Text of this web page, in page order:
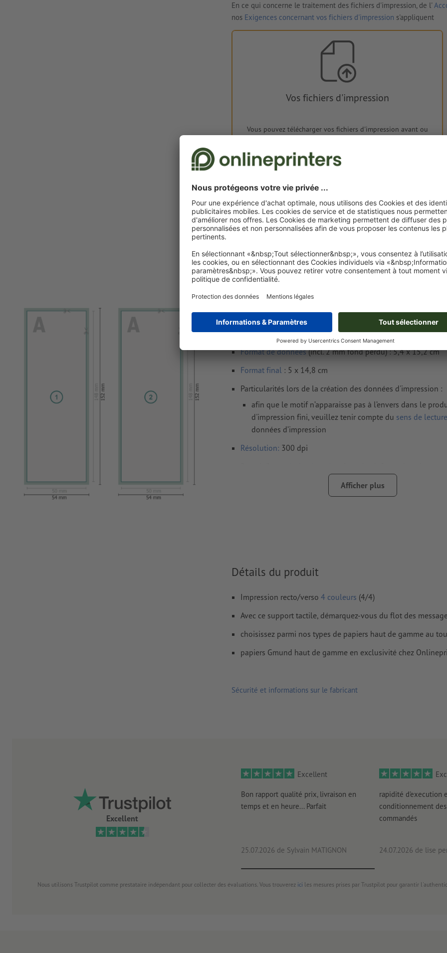
En ce qui concerne le traitement des fichiers d'impression, de l'
nos Exigences concernant vos fichiers d'impression s'appliquent
Vos fichiers d'impression
Vous pouvez télécharger vos fichiers d'impression avant ou
€ 43,65
Livraison approx. :
Poids: env.17,8 g
Exigences relatives aux fichiers
postales, A6 moitié
Format de données(incl. 2 mm fond perdu) : 5,4 x 15,2 cm
Format final : 5 x 14,8 cm
Particularités lors de la création des données d'impression :
afin que le motif n’apparaisse pas à l’envers dans le
d'impression fini, veuillez tenir compte du sens de lecture
données d’impression
Résolution: 300 dpi
distance de min. 4 mm du format final
CMJN, FOGRA51 (PSO Coated v3) pour les
Les
Comment créer correctement des fichiers d'impression?
Afficher plus
Détails du produit
Impression recto/verso 4 couleurs (4/4)
Avec ce support tactile, démarquez-vous du flot des
choisissez parmi nos types de papiers haut de gamme au
papiers Gmund haut de gamme en exclusivité chez
Sécurité et informations sur le fabricant
Excellent
Excellent
Bon rapport qualité prix, livraison en
temps et en heure... Parfait
25.07.2026 de Sylvain MATIGNON
rapidité d'execution
conditionnement
commandés
24.07.2026 de lise
Nous utilisons Trustpilot comme prestataire indépendant pour collecter des évaluations. Vous trouverez ici les mesures prises par Trustpilot pour garantir